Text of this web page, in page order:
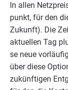
In allen
punkt, für den
Zukunft). Die
aktu­el­len Tag
se neue
über die­se
zukünf­ti­gen